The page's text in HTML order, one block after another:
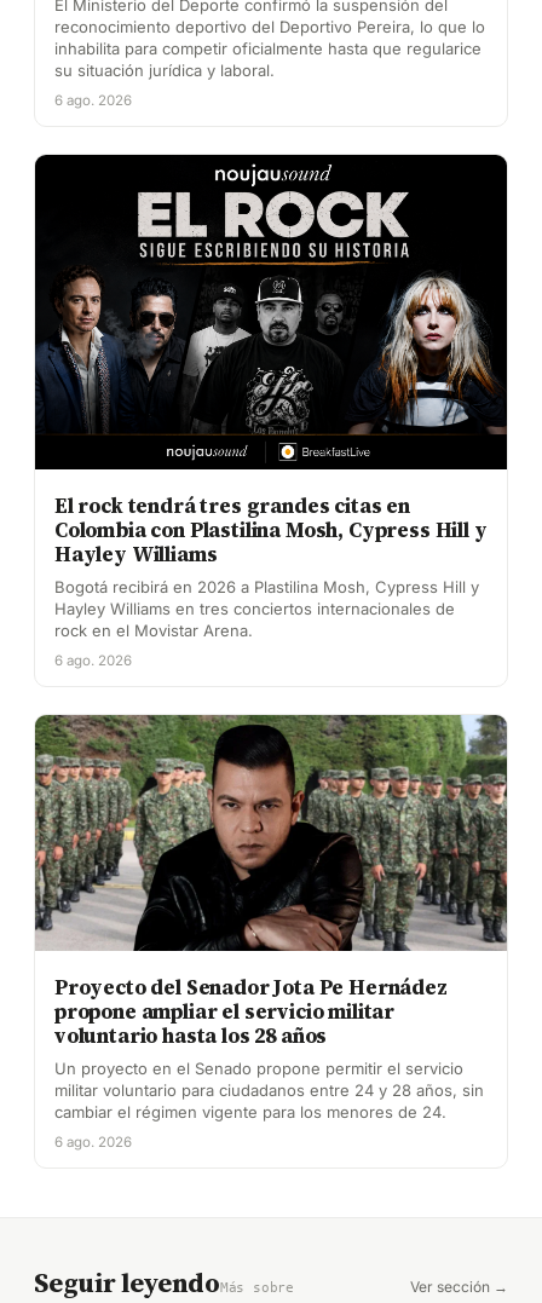
El Ministerio del Deporte confirmó la suspensión del
reconocimiento deportivo del Deportivo Pereira, lo que lo
inhabilita para competir oficialmente hasta que regularice
su situación jurídica y laboral.
6 ago. 2026
El rock tendrá tres grandes citas en
Colombia con Plastilina Mosh, Cypress Hill y
Hayley Williams
Bogotá recibirá en 2026 a Plastilina Mosh, Cypress Hill y
Hayley Williams en tres conciertos internacionales de
rock en el Movistar Arena.
6 ago. 2026
Proyecto del Senador Jota Pe Hernádez
propone ampliar el servicio militar
voluntario hasta los 28 años
Un proyecto en el Senado propone permitir el servicio
militar voluntario para ciudadanos entre 24 y 28 años, sin
cambiar el régimen vigente para los menores de 24.
6 ago. 2026
Seguir leyendoMás sobre Ver sección →